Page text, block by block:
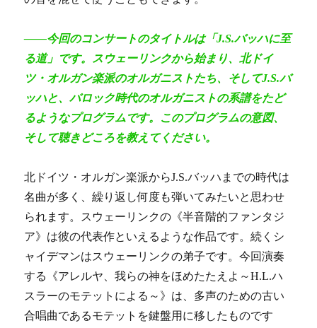
――今回のコンサートのタイトルは「J.S.バッハに至
る道」です。スウェーリンクから始まり、北ドイ
ツ・オルガン楽派のオルガニストたち、そしてJ.S.バ
ッハと、バロック時代のオルガニストの系譜をたど
るようなプログラムです。このプログラムの意図、
そして聴きどころを教えてください。
北ドイツ・オルガン楽派からJ.S.バッハまでの時代は
名曲が多く、繰り返し何度も弾いてみたいと思わせ
られます。スウェーリンクの《半音階的ファンタジ
ア》は彼の代表作といえるような作品です。続くシ
ャイデマンはスウェーリンクの弟子です。今回演奏
する《アレルヤ、我らの神をほめたたえよ～H.L.ハ
スラーのモテットによる～》は、多声のための古い
合唱曲であるモテットを鍵盤用に移したものです